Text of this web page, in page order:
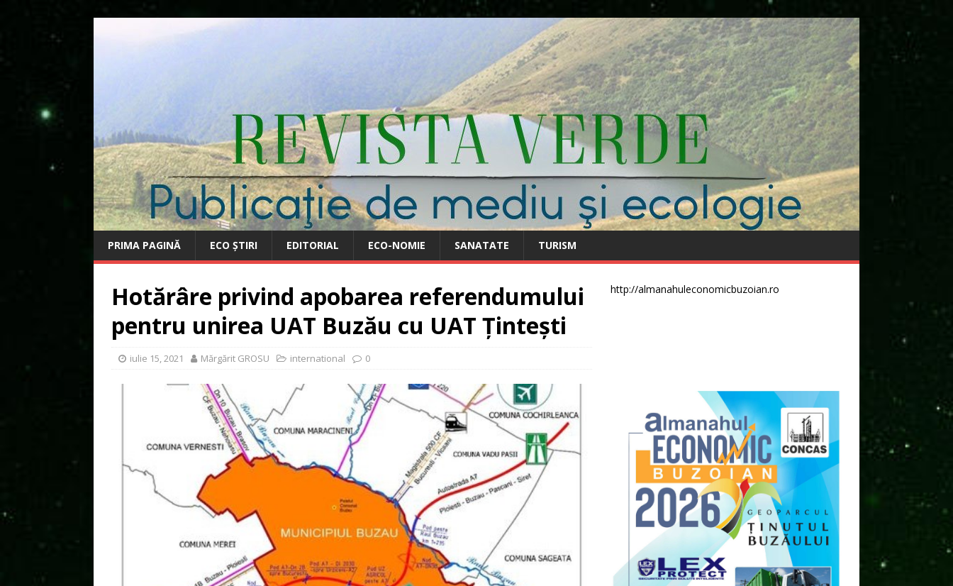
PRIMA PAGINĂ ECO ȘTIRI EDITORIAL ECO-NOMIE SANATATE TURISM
Hotărâre privind apobarea referendumului
pentru unirea UAT Buzău cu UAT Țintești
iulie 15, 2021 Mărgărit GROSU international 0
http://almanahuleconomicbuzoian.ro